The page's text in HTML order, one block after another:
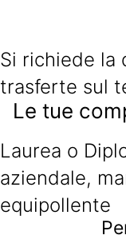
Si richiede la
trasferte sul
Le tue
Laurea o
aziendale,
equipollente